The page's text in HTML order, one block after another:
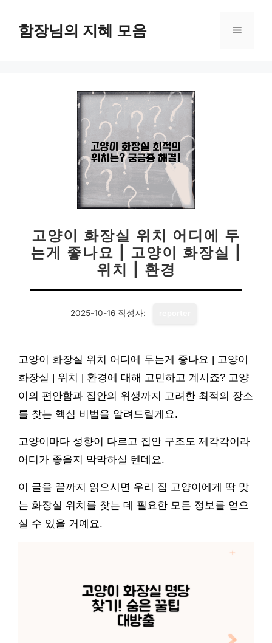
함장님의 지혜 모음 메
고양이 화장실 위치 어디에 두
는게 좋나요 | 고양이 화장실 |
위치 | 환경
2025-10-16 작성자:
고양이 화장실 위치 어디에 두는게 좋나요 | 고양이
화장실 | 위치 | 환경에 대해 고민하고 계시죠? 고양
이의 편안함과 집안의 위생까지 고려한 최적의 장소
를 찾는 핵심 비법을 알려드릴게요.
고양이마다 성향이 다르고 집안 구조도 제각각이라
어디가 좋을지 막막하실 텐데요.
이 글을 끝까지 읽으시면 우리 집 고양이에게 딱 맞
는 화장실 위치를 찾는 데 필요한 모든 정보를 얻으
실 수 있을 거예요.